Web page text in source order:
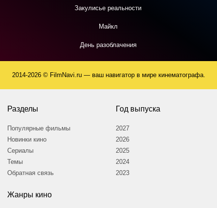
Закулисье реальности
Майкл
День разоблачения
2014-2026 © FilmNavi.ru — ваш навигатор в мире кинематографа.
Разделы
Популярные фильмы
Новинки кино
Сериалы
Темы
Обратная связь
Год выпуска
2027
2026
2025
2024
2023
Жанры кино